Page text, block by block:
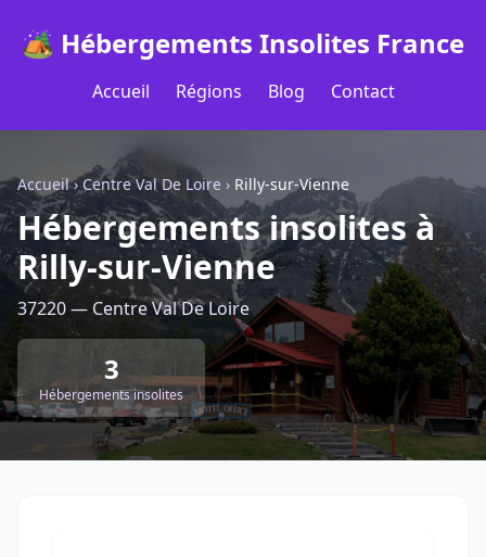
🏕️ Hébergements Insolites France
Accueil Régions Blog Contact
Accueil›Centre Val De Loire › Rilly-sur-Vienne
Hébergements insolites à
Rilly-sur-Vienne
37220 — Centre Val De Loire
3
Hébergements insolites